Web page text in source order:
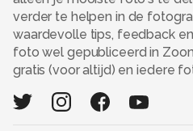
verder te helpen in de
waardevolle tips, feedback
foto wel gepubliceerd in
gratis (voor altijd) en iedere